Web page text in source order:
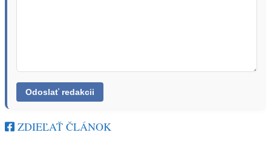
ZDIEĽAŤ ČLÁNOK